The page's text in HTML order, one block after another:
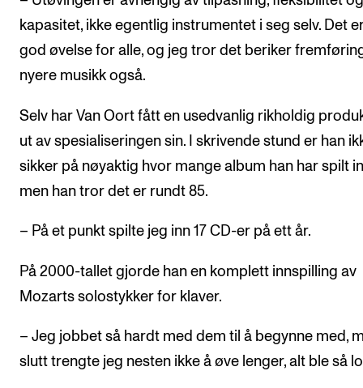
kapasitet, ikke egentlig instrumentet i seg selv. Det
god øvelse for alle, og jeg tror det beriker
nyere musikk også.
Selv har Van Oort fått en usedvanlig rikholdig
ut av spesialiseringen sin. I skrivende stund er han
sikker på nøyaktig hvor mange album han har spilt
men han tror det er rundt 85.
– På et punkt spilte jeg inn 17 CD-er på ett år.
På 2000-tallet gjorde han en komplett innspilling av
Mozarts solostykker for klaver.
– Jeg jobbet så hardt med dem til å begynne med,
slutt trengte jeg nesten ikke å øve lenger, alt ble så